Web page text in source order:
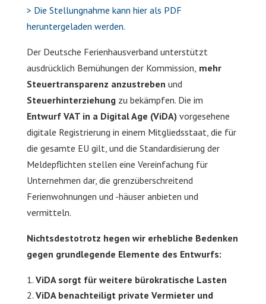
> Die Stellungnahme kann hier als PDF
heruntergeladen werden.
Der Deutsche Ferienhausverband unterstützt
ausdrücklich Bemühungen der Kommission, mehr
Steuertransparenz anzustreben und
Steuerhinterziehungzu bekämpfen. Die im
Entwurf VAT in a Digital Age (ViDA) vorgesehene
digitale Registrierung in einem Mitgliedsstaat, die für
die gesamte EU gilt, und die Standardisierung der
Meldepflichten stellen eine Vereinfachung für
Unternehmen dar, die grenzüberschreitend
Ferienwohnungen und -häuser anbieten und
vermitteln.
Nichtsdestotrotz hegen wir erhebliche Bedenken
gegen grundlegende Elemente des Entwurfs:
ViDA sorgt für weitere bürokratische Lasten
ViDA benachteiligt private Vermieter und